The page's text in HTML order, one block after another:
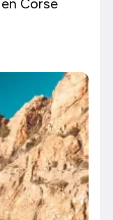
Corse